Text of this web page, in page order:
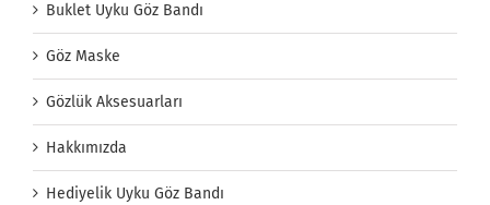
Buklet Uyku Göz Bandı
Göz Maske
Gözlük Aksesuarları
Hakkımızda
Hediyelik Uyku Göz Bandı